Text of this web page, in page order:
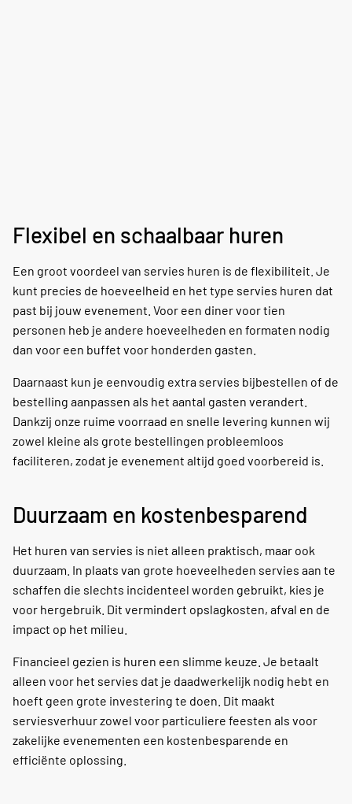
Flexibel en schaalbaar huren
Een groot voordeel van servies huren is de flexibiliteit. Je
kunt precies de hoeveelheid en het type servies huren dat
past bij jouw evenement. Voor een diner voor tien
personen heb je andere hoeveelheden en formaten nodig
dan voor een buffet voor honderden gasten.
Daarnaast kun je eenvoudig extra servies bijbestellen of de
bestelling aanpassen als het aantal gasten verandert.
Dankzij onze ruime voorraad en snelle levering kunnen wij
zowel kleine als grote bestellingen probleemloos
faciliteren, zodat je evenement altijd goed voorbereid is.
Duurzaam en kostenbesparend
Het huren van servies is niet alleen praktisch, maar ook
duurzaam. In plaats van grote hoeveelheden servies aan te
schaffen die slechts incidenteel worden gebruikt, kies je
voor hergebruik. Dit vermindert opslagkosten, afval en de
impact op het milieu.
Financieel gezien is huren een slimme keuze. Je betaalt
alleen voor het servies dat je daadwerkelijk nodig hebt en
hoeft geen grote investering te doen. Dit maakt
serviesverhuur zowel voor particuliere feesten als voor
zakelijke evenementen een kostenbesparende en
efficiënte oplossing.